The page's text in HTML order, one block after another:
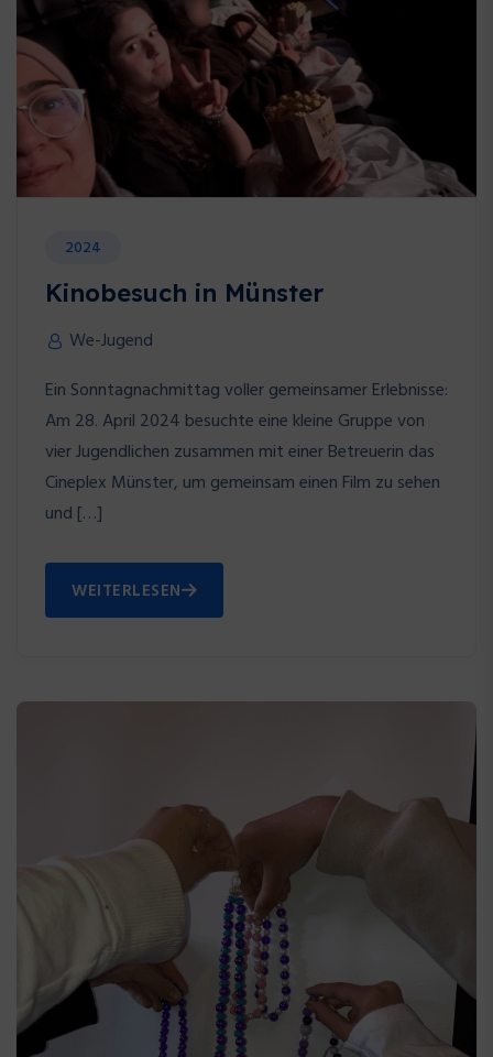
2024
Kinobesuch in Münster
We-Jugend
Ein Sonntagnachmittag voller gemeinsamer Erlebnisse:
Am 28. April 2024 besuchte eine kleine Gruppe von
vier Jugendlichen zusammen mit einer Betreuerin das
Cineplex Münster, um gemeinsam einen Film zu sehen
und […]
WEITERLESEN